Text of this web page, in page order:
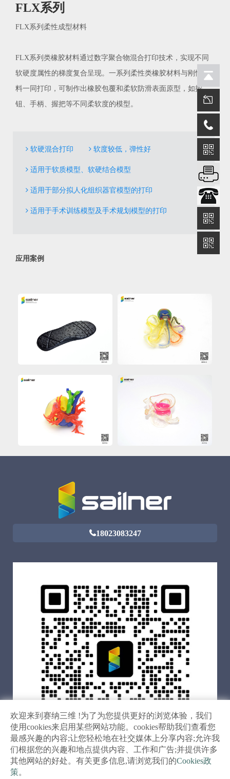
FLX系列
FLX系列柔性成型材料
FLX系列类橡胶材料通过数字聚合物混合打印技术，实现不同
软硬度属性的梯度复合呈现。一系列柔性类橡胶材料与刚性材
料一同打印，可制作出橡胶包覆和柔软防滑表面原型，如按
钮、手柄、握把等不同柔软度的模型。
软硬混合打印 软度较低，弹性好
适用于软质模型、软硬结合模型
适用于部分拟人化组织器官模型的打印
适用于手术训练模型及手术规划模型的打印
应用案例
18023083247
关注珠海赛纳
欢迎来到赛纳三维 !为了为您提供更好的浏览体验，我们
使用cookies来启用某些网站功能。cookies帮助我们查看您
最感兴趣的内容;让您轻松地在社交媒体上分享内容;允许我
们根据您的兴趣和地点提供内容、工作和广告;并提供许多
其他网站的好处。有关更多信息,请浏览我们的Cookies政
策。